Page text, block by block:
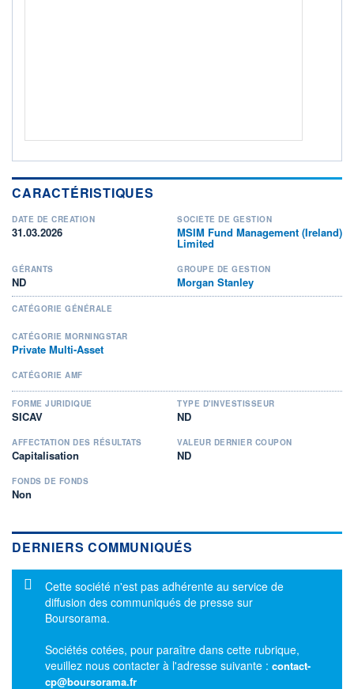
CARACTÉRISTIQUES
DATE DE CRÉATION
31.03.2026
SOCIÉTÉ DE GESTION
MSIM Fund Management (Ireland)
Limited
GÉRANTS
ND
GROUPE DE GESTION
Morgan Stanley
CATÉGORIE GÉNÉRALE
CATÉGORIE MORNINGSTAR
Private Multi-Asset
CATÉGORIE AMF
FORME JURIDIQUE
SICAV
TYPE D'INVESTISSEUR
ND
AFFECTATION DES RÉSULTATS
Capitalisation
VALEUR DERNIER COUPON
ND
FONDS DE FONDS
Non
DERNIERS COMMUNIQUÉS
Message d'information
Cette société n'est pas adhérente au service de
diffusion des communiqués de presse sur
Boursorama.
Sociétés cotées, pour paraître dans cette rubrique,
veuillez nous contacter à l'adresse suivante : contact-
cp@boursorama.fr